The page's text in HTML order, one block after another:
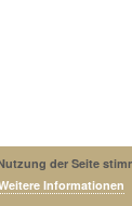
All
der Seite
Informationen